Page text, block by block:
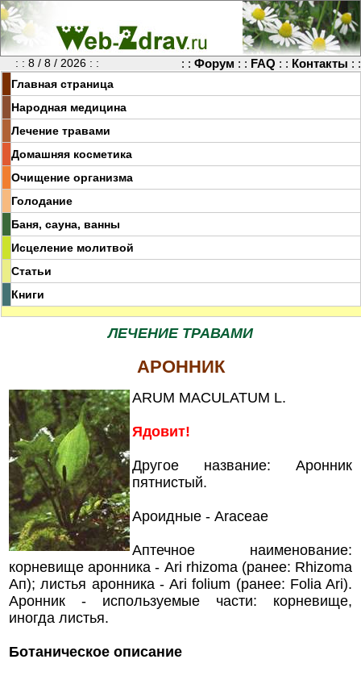
: : 8 / 8 / 2026 : : : : Форум : : FAQ : : Контакты : :
Главная страница
Народная медицина
Лечение травами
Домашняя косметика
Очищение организма
Голодание
Баня, сауна, ванны
Исцеление молитвой
Статьи
Книги
ЛЕЧЕНИЕ ТРАВАМИ
АРОННИК
ARUM MACULATUM L.
Ядовит!
Другое название: Аронник
пятнистый.
Ароидные - Araceae
Аптечное наименование:
корневище аронника - Ari rhizoma (ранее: Rhizoma
Ап); листья аронника - Ari folium (ранее: Folia Ari).
Аронник - используемые части: корневище,
иногда листья.
Ботаническое описание